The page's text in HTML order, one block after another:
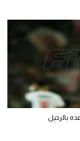
بالرحيل